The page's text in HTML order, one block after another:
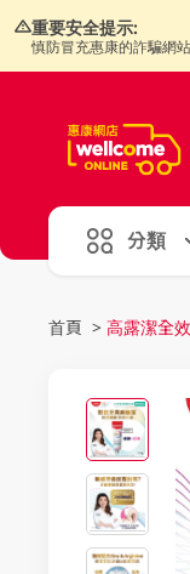
重要安全提示:
慎防冒充惠康的詐騙網站
分類
首頁 > 高露潔全